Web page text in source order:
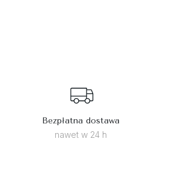
Bezpłatna dostawa
nawet w 24 h